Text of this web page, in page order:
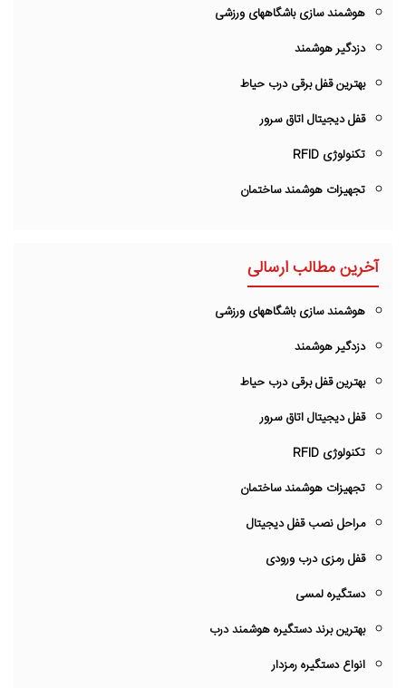
هوشمند سازی باشگاههای ورزشی
دزدگیر هوشمند
بهترین قفل برقی درب حیاط
قفل دیجیتال اتاق سرور
تکنولوژی RFID
تجهیزات هوشمند ساختمان
آخرین مطالب ارسالی
هوشمند سازی باشگاههای ورزشی
دزدگیر هوشمند
بهترین قفل برقی درب حیاط
قفل دیجیتال اتاق سرور
تکنولوژی RFID
تجهیزات هوشمند ساختمان
مراحل نصب قفل دیجیتال
قفل رمزی درب ورودی
دستگیره لمسی
بهترین برند دستگیره هوشمند درب
انواع دستگیره رمزدار